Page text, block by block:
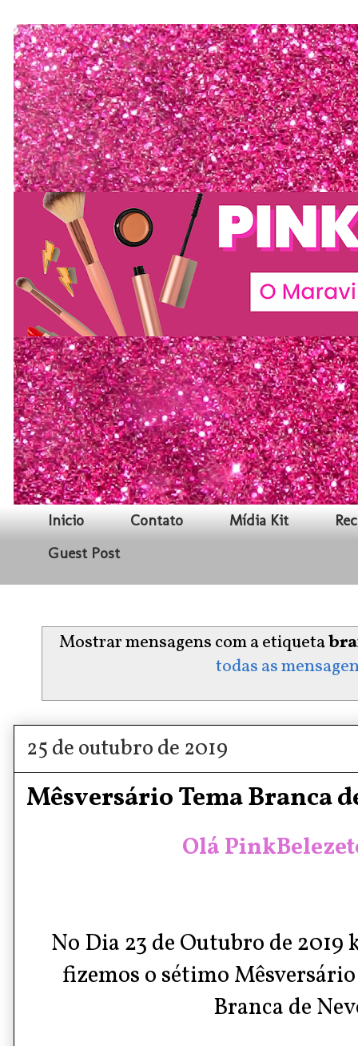
Inicio Contato Mídia Kit
Guest Post
Mostrar mensagens com a etiqueta
todas as
25 de outubro de 2019
Mêsversário Tema Branca
Olá
No Dia 23 de Outubro de 2019
fizemos o sétimo
Branca de